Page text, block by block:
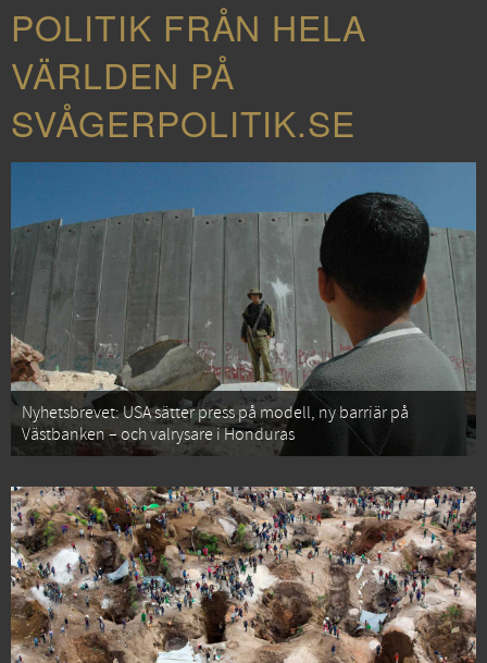
POLITIK FRÅN HELA
VÄRLDEN PÅ
SVÅGERPOLITIK.SE
Nyhetsbrevet: USA sätter press på modell, ny barriär på
Västbanken – och valrysare i Honduras